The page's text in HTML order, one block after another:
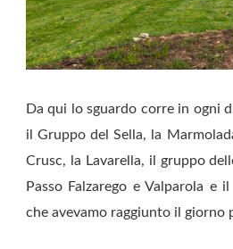
Da qui lo sguardo corre in ogni
il Gruppo del Sella, la
Crusc, la Lavarella, il gruppo
Passo Falzarego e Valparola e
che avevamo raggiunto il giorno